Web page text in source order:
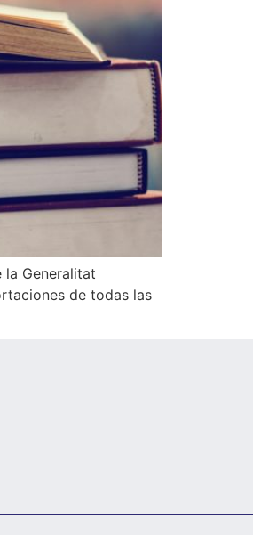
la Generalitat
de todas las